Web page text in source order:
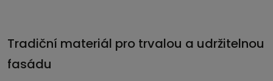
Tradiční materiál pro trvalou a udržitelnou
fasádu